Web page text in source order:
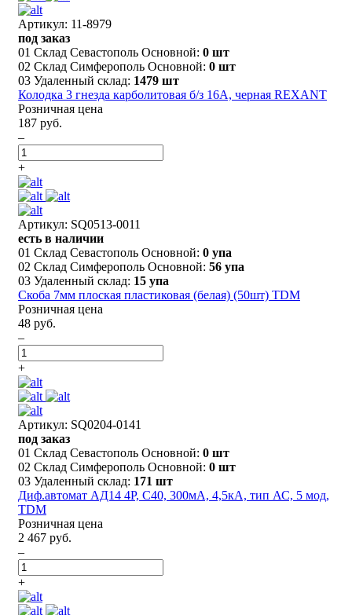
Артикул: 11-8979
под заказ
01 Склад Севастополь Основной: 0 шт
02 Склад Симферополь Основной: 0 шт
03 Удаленный склад: 1479 шт
Колодка 3 гнезда карболитовая б/з 16А, черная REXANT
Розничная цена
187 руб.
–
+
Артикул: SQ0513-0011
есть в наличии
01 Склад Севастополь Основной: 0 упа
02 Склад Симферополь Основной: 56 упа
03 Удаленный склад: 15 упа
Скоба 7мм плоская пластиковая (белая) (50шт) TDM
Розничная цена
48 руб.
–
+
Артикул: SQ0204-0141
под заказ
01 Склад Севастополь Основной: 0 шт
02 Склад Симферополь Основной: 0 шт
03 Удаленный склад: 171 шт
Диф.автомат АД14 4P, C40, 300мА, 4,5кА, тип АС, 5 мод,
TDM
Розничная цена
2 467 руб.
–
+